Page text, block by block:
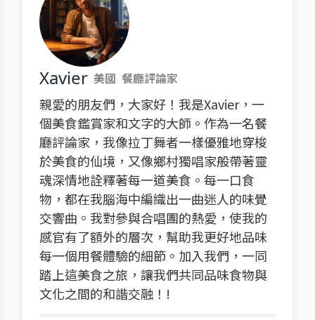
Xavier 美國 餐廳評論家
親愛的朋友們，大家好！我是Xavier，一
個美食鑑賞家和文字的大師。作為一名餐
廳評論家，我像拉丁舞者一樣優雅地穿梭
於美食的仙境，又像鄉村獨唱家般帶著靈
魂深情地詮釋著每一道美食。每一口食
物，都在我腦海中編織出一曲迷人的味覺
交響曲。我對參與合唱團的熱愛，使我的
感官有了額外的層次，幫助我更好地品味
每一個用餐體驗的細節。加入我們，一同
踏上這美食之旅，讓我們共同品味食物與
文化之間的和諧交融！!